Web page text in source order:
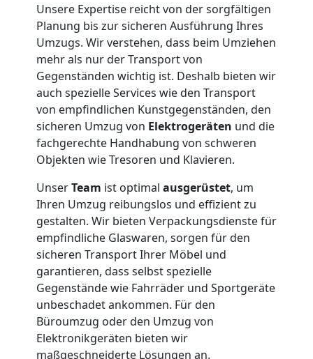
Unsere Expertise reicht von der sorgfältigen
Planung bis zur sicheren Ausführung Ihres
Umzugs. Wir verstehen, dass beim Umziehen
mehr als nur der Transport von
Gegenständen wichtig ist. Deshalb bieten wir
auch spezielle Services wie den Transport
von empfindlichen Kunstgegenständen, den
sicheren Umzug von Elektrogeräten und die
fachgerechte Handhabung von schweren
Objekten wie Tresoren und Klavieren.
UnserTeam ist optimal ausgerüstet, um
Ihren Umzug reibungslos und effizient zu
gestalten. Wir bieten Verpackungsdienste für
empfindliche Glaswaren, sorgen für den
sicheren Transport Ihrer Möbel und
garantieren, dass selbst spezielle
Gegenstände wie Fahrräder und Sportgeräte
unbeschadet ankommen. Für den
Büroumzug oder den Umzug von
Elektronikgeräten bieten wir
maßgeschneiderte Lösungen an.